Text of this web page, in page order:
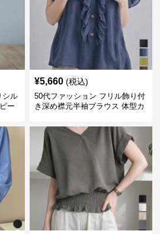
シル
ー
¥5,660 (税込)
50代ファッション フリル飾り付
き深め襟元半袖ブラウス 体型カ